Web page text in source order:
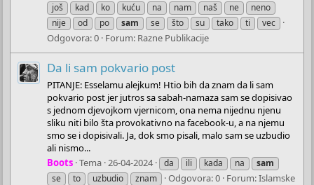
još
kad ko kuću na nam naš ne
neno
nije
od po sam se što su tako ti vec
Odgovora: 0 Forum: Razne Publikacije
Da li sam pokvario post
PITANJE: Esselamu alejkum! Htio bih da znam da li sam
pokvario post jer jutros sa sabah-namaza sam se dopisivao
s jednom djevojkom vjernicom, ona nema nijednu njenu
sliku niti bilo šta provokativno na facebook-u, a na njemu
smo se i dopisivali. Ja, dok smo pisali, malo sam se uzbudio
ali nismo...
Boots Tema 26-04-2024 da ili kada na
sam
se
to uzbudio znam Odgovora: 0 Forum:Islamske